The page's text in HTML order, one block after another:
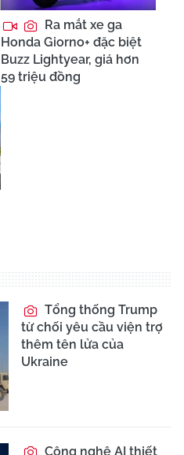
Ra mắt xe ga
Honda Giorno+ đặc biệt
Buzz Lightyear, giá hơn
59 triệu đồng
Tổng thống Trump
từ chối yêu cầu viện trợ
thêm tên lửa của
Ukraine
Công nghệ AI thiết